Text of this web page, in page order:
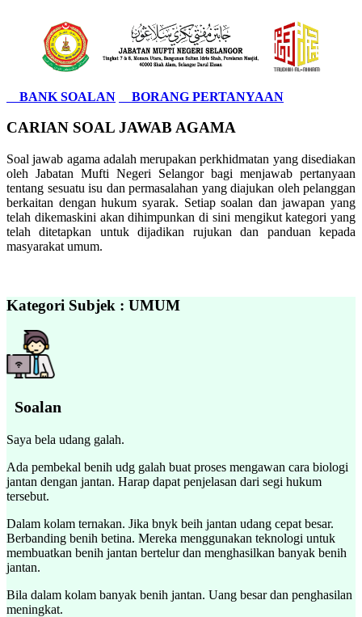
BANK SOALAN BORANG PERTANYAAN
CARIAN SOAL JAWAB AGAMA
Soal jawab agama adalah merupakan perkhidmatan yang disediakan
oleh Jabatan Mufti Negeri Selangor bagi menjawab pertanyaan
tentang sesuatu isu dan permasalahan yang diajukan oleh pelanggan
berkaitan dengan hukum syarak. Setiap soalan dan jawapan yang
telah dikemaskini akan dihimpunkan di sini mengikut kategori yang
telah ditetapkan untuk dijadikan rujukan dan panduan kepada
masyarakat umum.
Kategori Subjek : UMUM
Soalan
Saya bela udang galah.
Ada pembekal benih udg galah buat proses mengawan cara biologi
jantan dengan jantan. Harap dapat penjelasan dari segi hukum
tersebut.
Dalam kolam ternakan. Jika bnyk beih jantan udang cepat besar.
Berbanding benih betina. Mereka menggunakan teknologi untuk
membuatkan benih jantan bertelur dan menghasilkan banyak benih
jantan.
Bila dalam kolam banyak benih jantan. Uang besar dan penghasilan
meningkat.